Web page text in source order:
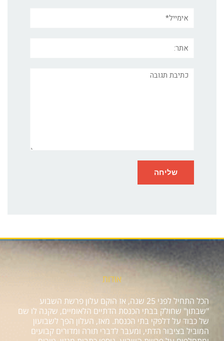
תגובה
אודות
הכל התחיל לפני 25 שנה, אז הוקם עלון פרשת השבוע
"שבתון" שחולק בבתי הכנסת הדתיים הלאומיים, שקנה לו שם
של כבוד על דלפקי בתי הכנסת. מאז, העלון הפך לשבועון
המוביל בציבור הדתי, ומעבר לדברי תורה ומדורים קבועים